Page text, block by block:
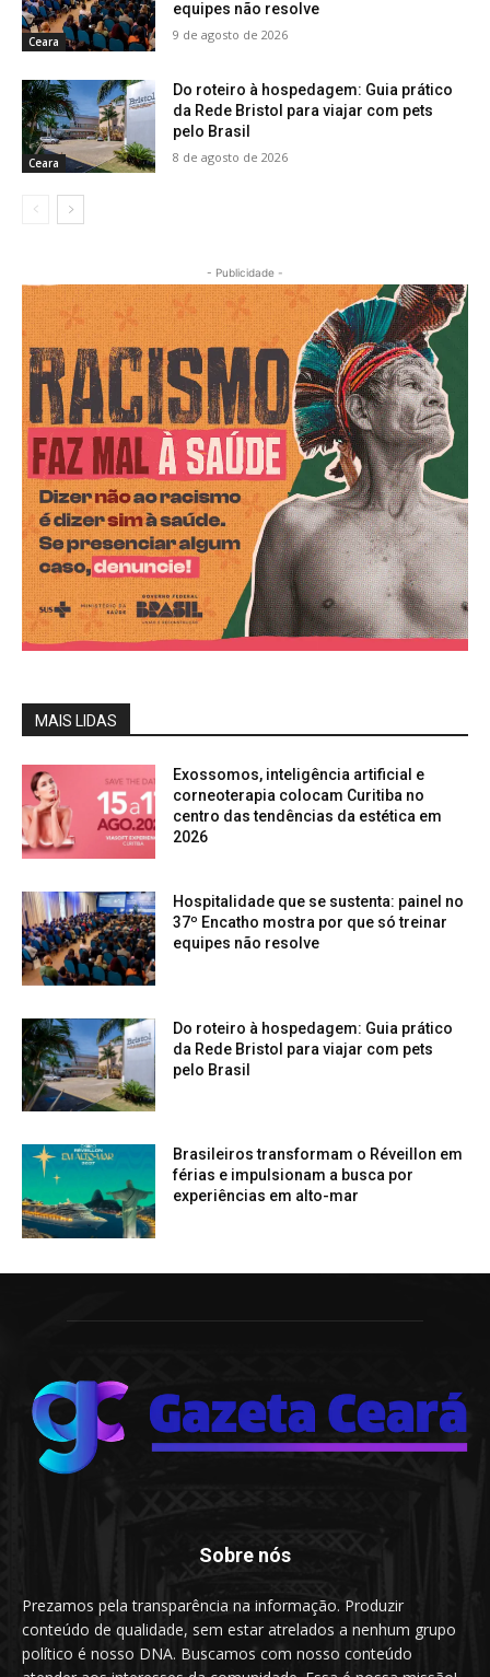
Ceara
equipes não resolve
9 de agosto de 2026
Ceara
Do roteiro à hospedagem: Guia prático
da Rede Bristol para viajar com pets
pelo Brasil
8 de agosto de 2026
- Publicidade -
MAIS LIDAS
Exossomos, inteligência artificial e
corneoterapia colocam Curitiba no
centro das tendências da estética em
2026
Hospitalidade que se sustenta: painel no
37º Encatho mostra por que só treinar
equipes não resolve
Do roteiro à hospedagem: Guia prático
da Rede Bristol para viajar com pets
pelo Brasil
Brasileiros transformam o Réveillon em
férias e impulsionam a busca por
experiências em alto-mar
Sobre nós
Prezamos pela transparência na informação. Produzir
conteúdo de qualidade, sem estar atrelados a nenhum grupo
político é nosso DNA. Buscamos com nosso conteúdo